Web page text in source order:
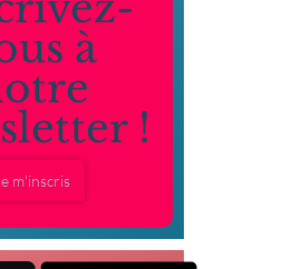
à
!
m'inscris